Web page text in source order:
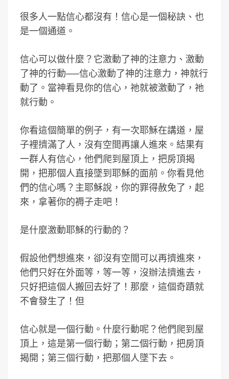
很多人一點信心都沒有！信心是一個秘訣、也
是一個通道。
信心可以做什麼？它激動了神的注意力、激動
了神的行動──信心激動了神的注意力，神就行
動了。當神看見你的信心，祂就被激動了，祂
就行動。
你看這個簡單的例子，有一次耶穌在講道，屋
子裡擠滿了人，沒有空間再讓人進來。結果有
一群人有信心，他們爬到屋頂上，把房頂揭
開，把那個人直接墜到耶穌的面前。你看見他
們的信心嗎？主耶穌說，你的罪得赦免了，起
來，拿著你的褥子走吧！
是什麼激動耶穌的行動的？
假設他們想進來，卻沒有空間可以再擠進來，
他們只好在外面等，等一等，沒辦法擠進去，
只好把這個人搬回去好了！那麼，這個奇蹟就
不會發生了！但
信心就是一個行動。什麼行動呢？他們爬到屋
頂上，這是第一個行動；第二個行動，把房頂
揭開；第三個行動，把那個人墜下去。